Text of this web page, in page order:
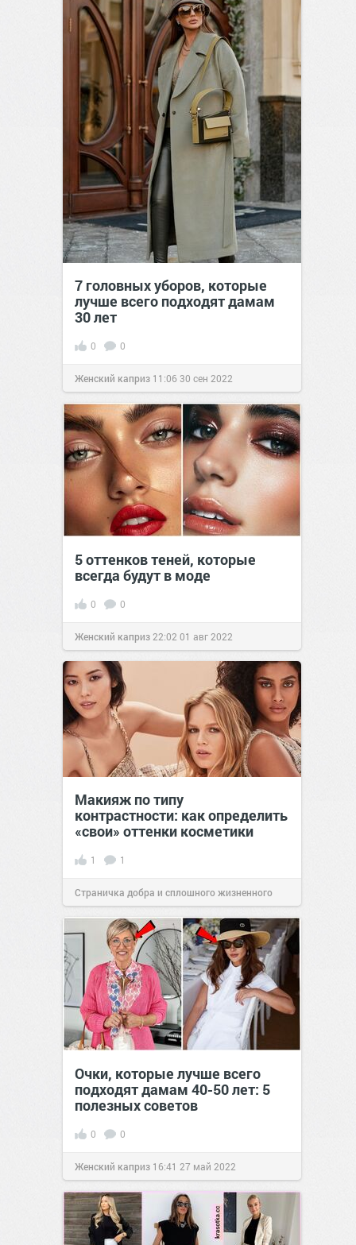
7 головных уборов, которые
лучше всего подходят дамам
30 лет
0 0
Женский каприз 11:06 30 сен 2022
5 оттенков теней, которые
всегда будут в моде
0 0
Женский каприз22:02 01 авг 2022
Макияж по типу
контрастности: как определить
«свои» оттенки косметики
1 1
Страничка добра и сплошного жизненного
позитива!08:5806 апр 2026
Очки, которые лучше всего
подходят дамам 40-50 лет: 5
полезных советов
0 0
Женский каприз 16:41 27 май 2022